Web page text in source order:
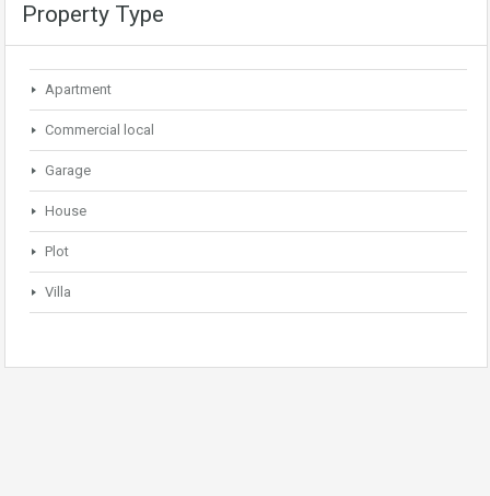
Property Type
Apartment
Commercial local
Garage
House
Plot
Villa